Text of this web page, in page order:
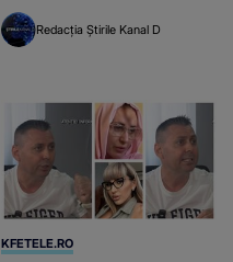
Redacția Știrile Kanal D
KFETELE.RO